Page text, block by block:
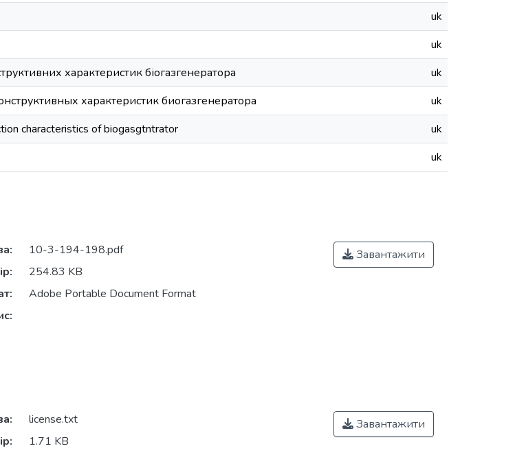
uk
uk
характеристик біогазгенератора
uk
характеристик биогазгенератора
uk
characteristics of biogasgtntrator
uk
uk
10-3-194-198.pdf
254.83 KB
Adobe Portable Document Format
Завантажити
license.txt
1.71 KB
Завантажити